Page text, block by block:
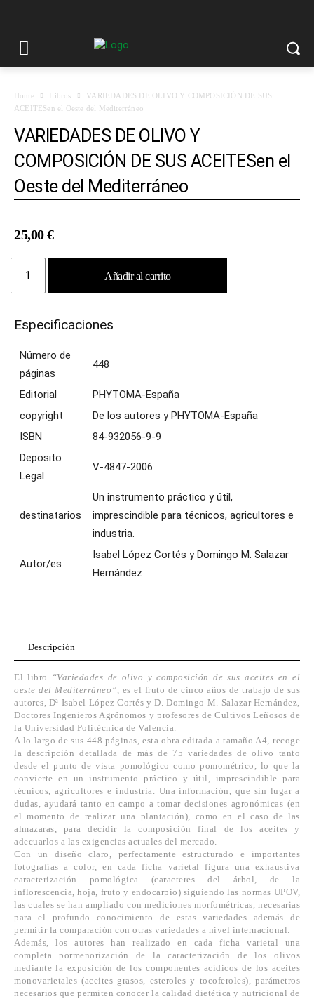
Home Libros
VARIEDADES DE OLIVO Y COMPOSICIÓN DE SUS
ACEITESen el Oeste del Mediterráneo
VARIEDADES DE OLIVO Y
COMPOSICIÓN DE SUS ACEITESen el
Oeste del Mediterráneo
25,00€
OLIVO
COMPOSICIÓN
SUS
ACEITESen
Oeste
del
cantidad
Añadir al carrito
Especificaciones
Número de
páginas
448
Editorial
PHYTOMA-España
copyright
De los autores y PHYTOMA-España
ISBN
84-932056-9-9
Deposito
Legal
V-4847-2006
destinatarios
Un instrumento práctico y útil,
imprescindible para técnicos, agricultores e
industria.
Autor/es
Isabel López Cortés y Domingo M. Salazar
Hernández
Descripción
El libro
“Variedades de olivo y composición de sus aceites en el
oeste del Mediterráneo” , es el fruto de cinco años de trabajo de sus
autores, Dª Isabel López Cortés y D. Domingo M. Salazar Hernández,
Doctores Ingenieros Agrónomos y profesores de Cultivos Leñosos de
la Universidad Politécnica de Valencia.
A lo largo de sus 448 páginas, esta obra editada a tamaño A4, recoge
la descripción detallada de más de 75 variedades de olivo tanto
desde el punto de vista pomológico como pomométrico, lo que la
convierte en un instrumento práctico y útil, imprescindible para
técnicos, agricultores e industria. Una información, que sin lugar a
dudas, ayudará tanto en campo a tomar decisiones agronómicas (en
el momento de realizar una plantación), como en el caso de las
almazaras, para decidir la composición final de los aceites y
adecuarlos a las exigencias actuales del mercado.
Con un diseño claro, perfectamente estructurado e importantes
fotografías a color, en cada ficha varietal figura una exhaustiva
caracterización pomológica (caracteres del árbol, de la
inflorescencia, hoja, fruto y endocarpio) siguiendo las normas UPOV,
las cuales se han ampliado con mediciones morfométricas, necesarias
para el profundo conocimiento de estas variedades además de
permitir la comparación con otras variedades a nivel internacional.
Además, los autores han realizado en cada ficha varietal una
completa pormenorización de la caracterización de los olivos
mediante la exposición de los componentes acídicos de los aceites
monovarietales (aceites grasos, esteroles y tocoferoles), parámetros
necesarios que permiten conocer la calidad dietética y nutricional de